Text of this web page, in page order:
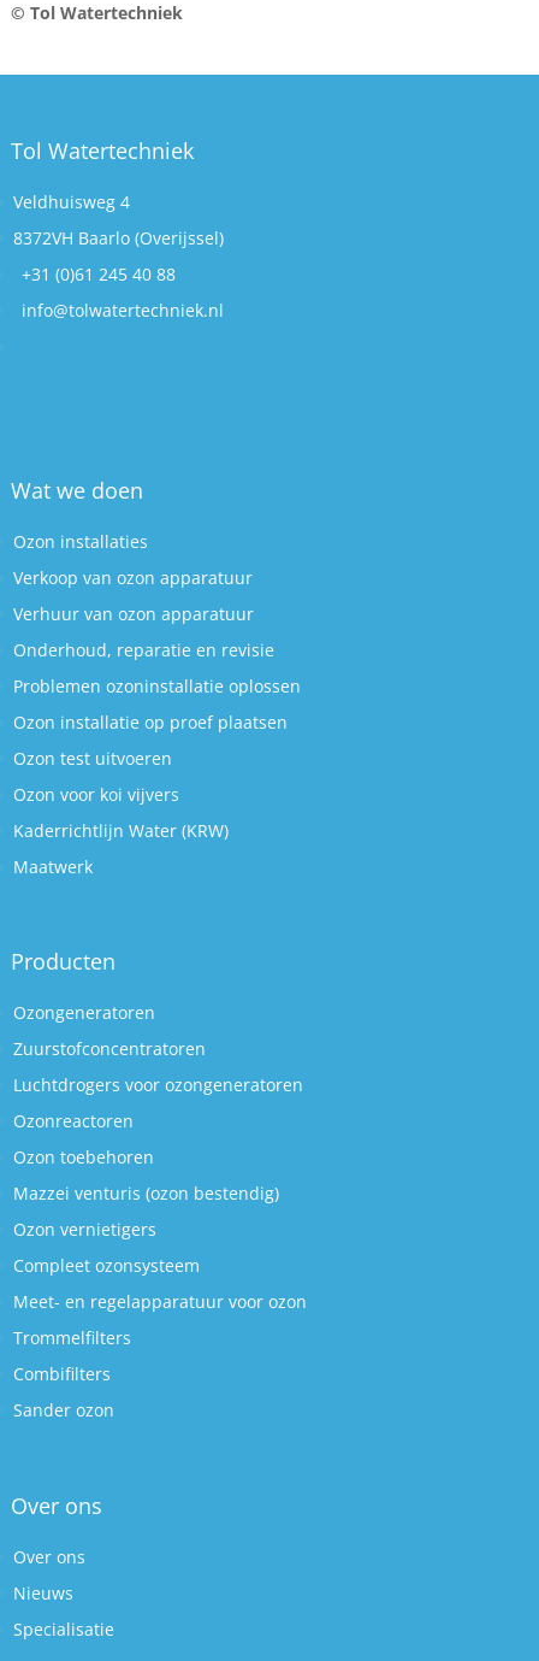
© Tol Watertechniek
Tol Watertechniek
Veldhuisweg 4
8372VH Baarlo (Overijssel)
+31 (0)61 245 40 88
info@tolwatertechniek.nl
Wat we doen
Ozon installaties
Verkoop van ozon apparatuur
Verhuur van ozon apparatuur
Onderhoud, reparatie en revisie
Problemen ozoninstallatie oplossen
Ozon installatie op proef plaatsen
Ozon test uitvoeren
Ozon voor koi vijvers
Kaderrichtlijn Water (KRW)
Maatwerk
Producten
Ozongeneratoren
Zuurstofconcentratoren
Luchtdrogers voor ozongeneratoren
Ozonreactoren
Ozon toebehoren
Mazzei venturis (ozon bestendig)
Ozon vernietigers
Compleet ozonsysteem
Meet- en regelapparatuur voor ozon
Trommelfilters
Combifilters
Sander ozon
Over ons
Over ons
Nieuws
Specialisatie